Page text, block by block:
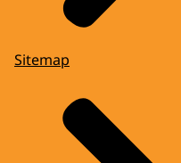
Sitemap